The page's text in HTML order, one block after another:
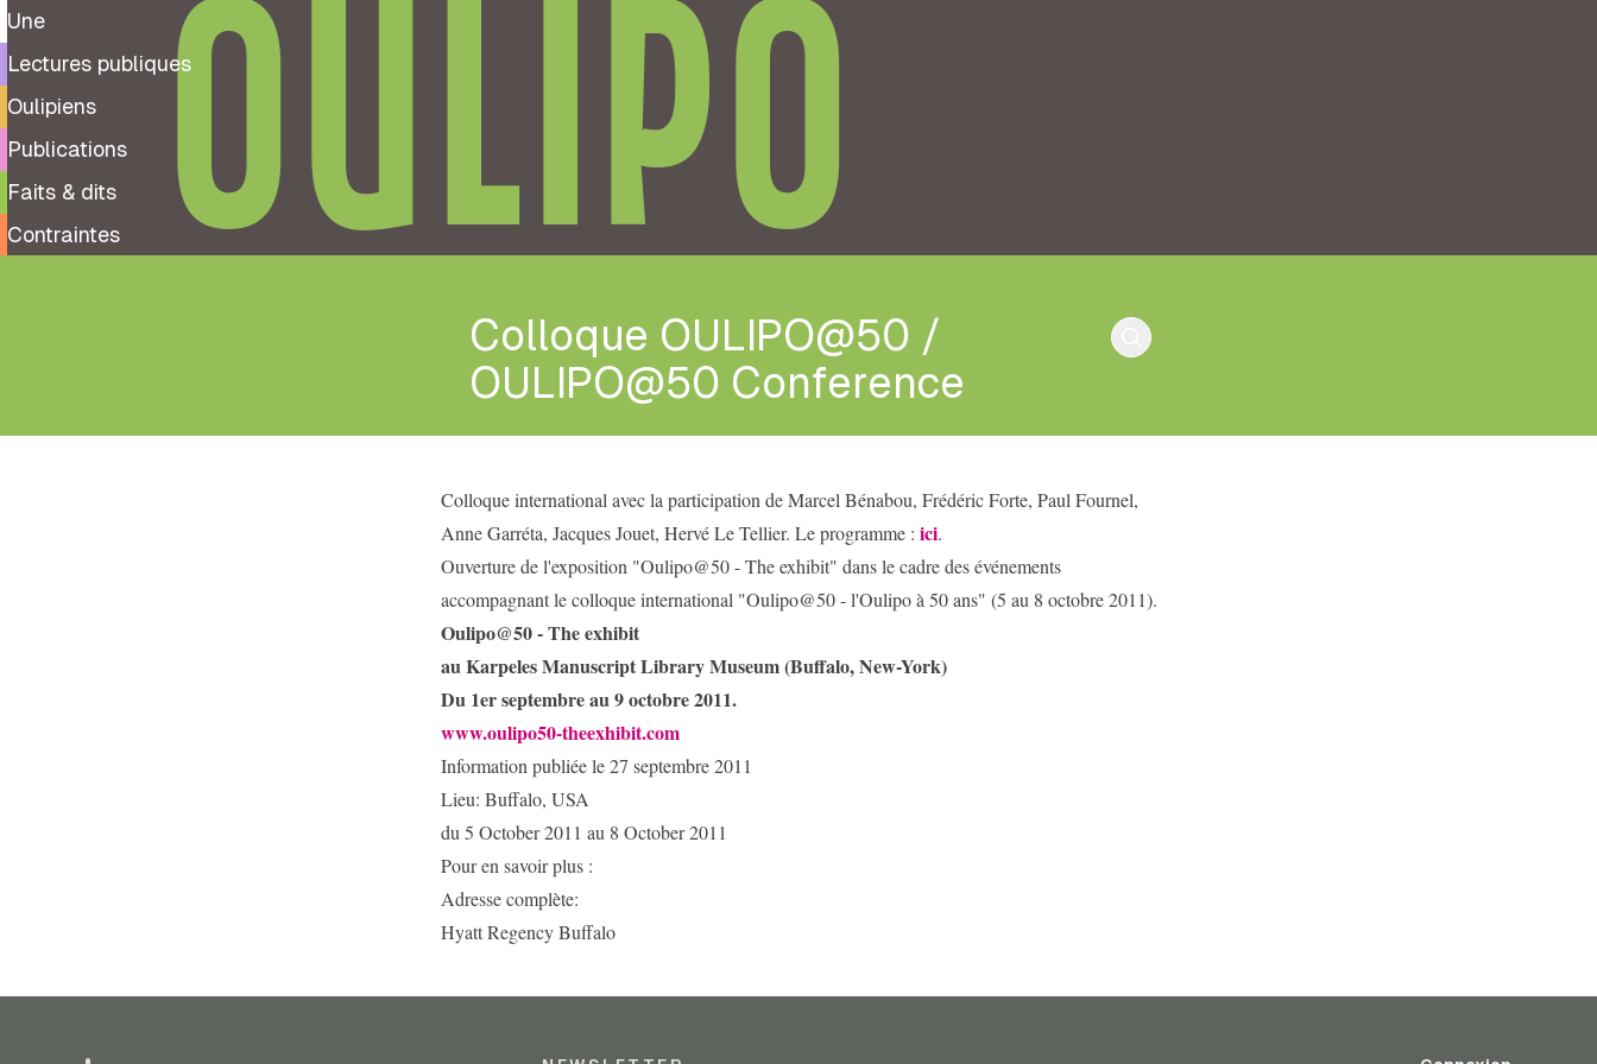
Une
Lectures publiques
Oulipiens
Publications
Faits & dits
Contraintes
OULIPO
Colloque OULIPO@50 /
OULIPO@50 Conference
Colloque international avec la participation de Marcel Bénabou, Frédéric Forte, Paul Fournel,
Anne Garréta, Jacques Jouet, Hervé Le Tellier. Le programme : ici.
Ouverture de l'exposition "Oulipo@50 - The exhibit" dans le cadre des événements
accompagnant le colloque international "Oulipo@50 - l'Oulipo à 50 ans" (5 au 8 octobre 2011).
Oulipo@50 - The exhibit
au Karpeles Manuscript Library Museum (Buffalo, New-York)
Du 1er septembre au 9 octobre 2011.
www.oulipo50-theexhibit.com
Information publiée le 27 septembre 2011
Lieu: Buffalo, USA
du 5 October 2011 au 8 October 2011
Pour en savoir plus :
Adresse complète:
Hyatt Regency Buffalo